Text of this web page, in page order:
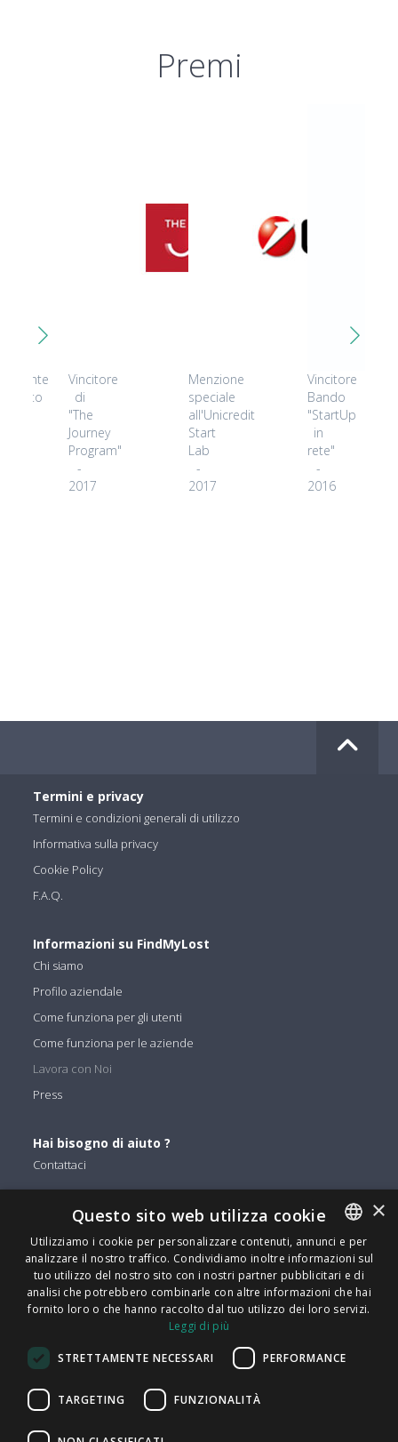
Premi
Vincitore
di
"The
Journey
Program"
-
2017
Menzione
speciale
all'Unicredit
Start
Lab
-
2017
Vincitore
Bando
"StartUp
in
rete"
-
2016
Termini e privacy
Termini e condizioni generali di utilizzo
Informativa sulla privacy
Cookie Policy
F.A.Q.
Informazioni su FindMyLost
Chi siamo
Profilo aziendale
Come funziona per gli utenti
Come funziona per le aziende
Lavora con Noi
Press
Hai bisogno di aiuto ?
Contattaci
Puoi trovarci su
Facebook
Twitter
Linkedin
Instagram
FindMyLost S.r.l © 2026 | Tutti i diritti sono riservati | P.IVA
09405890964 | Via Arena 25 - 20123 Milano | info@findmylost.it
ENGLISH
ITALIAN
×
Questo sito web utilizza cookie
Utilizziamo i cookie per personalizzare contenuti, annunci e per
analizzare il nostro traffico. Condividiamo inoltre informazioni sul
tuo utilizzo del nostro sito con i nostri partner pubblicitari e di
analisi che potrebbero combinarle con altre informazioni che hai
fornito loro o che hanno raccolto dal tuo utilizzo dei loro servizi.
Leggi di più
STRETTAMENTE NECESSARI PERFORMANCE
TARGETING FUNZIONALITÀ